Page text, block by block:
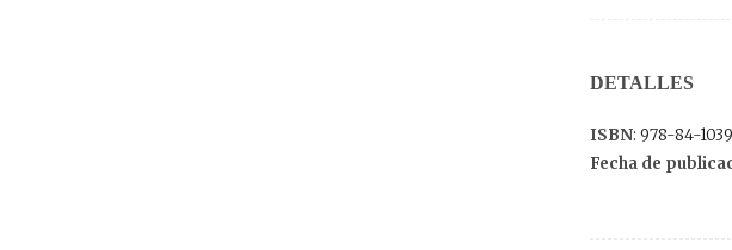
DETALLES
ISBN: 978-84-
Fecha de